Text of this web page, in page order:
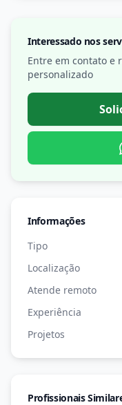
Interessado nos
Entre em contato e
personalizado
Informações
Tipo
Localização
Atende remoto
Experiência
Projetos
Profissionais